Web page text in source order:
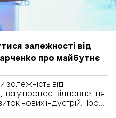
залежності від
про майбутнє
залежність від
у процесі відновлення
нових індустрій. Про